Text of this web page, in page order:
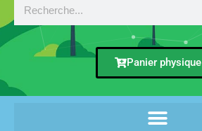
Panier physique